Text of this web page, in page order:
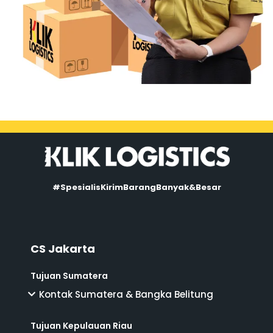
#SpesialisKirimBarangBanyak&Besar
CS Jakarta
Tujuan Sumatera
Kontak Sumatera & Bangka Belitung
Tujuan Kepulauan Riau